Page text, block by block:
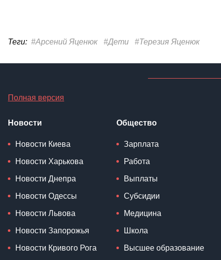
Теги: #Арсений Яценюк #Дети #Терезия Яценюк
Полная версия
Новости
Новости Киева
Новости Харькова
Новости Днепра
Новости Одессы
Новости Львова
Новости Запорожья
Новости Кривого Рога
Общество
Зарплата
Работа
Выплаты
Субсидии
Медицина
Школа
Высшее образование